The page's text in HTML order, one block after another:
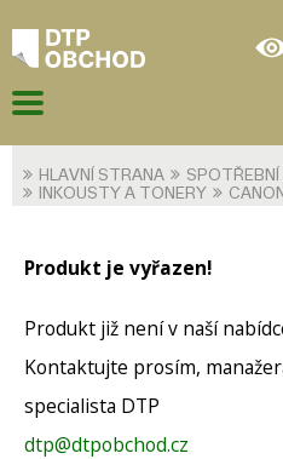
HLAVNÍ STRANA
SPOTŘEBNÍ
INKOUSTY A TONERY
CANON
Produkt je vyřazen!
Produkt již není v naší
Kontaktujte prosím,
specialista DTP
dtp@dtpobchod.cz